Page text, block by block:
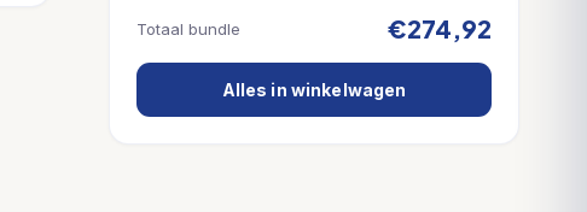
Totaal bundle €274,92
Alles in winkelwagen